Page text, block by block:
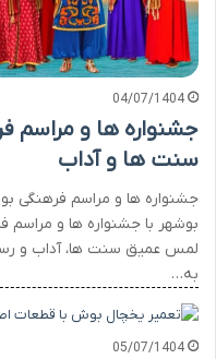
04/07/1404
جشنواره ها و مراسم
سنت ها و آداب
جشنواره ها و مراسم فرهنگی
بوشهر با جشنواره ها و مراسم
لمس عمیق سنت ها، آداب و
به…
05/07/1404